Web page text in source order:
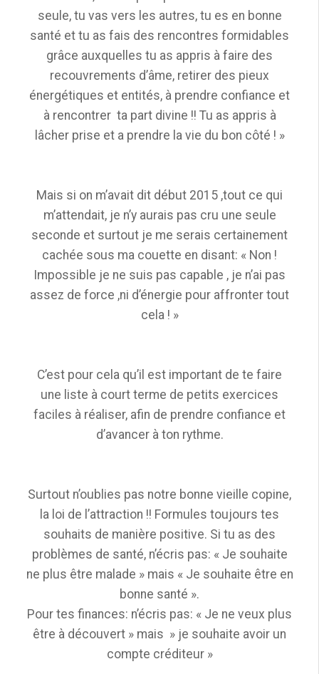
seule, tu vas vers les autres, tu es en bonne
santé et tu as fais des rencontres formidables
grâce auxquelles tu as appris à faire des
recouvrements d’âme, retirer des pieux
énergétiques et entités, à prendre confiance et
à rencontrer ta part divine !! Tu as appris à
lâcher prise et a prendre la vie du bon côté ! »
Mais si on m’avait dit début 2015 ,tout ce qui
m’attendait, je n’y aurais pas cru une seule
seconde et surtout je me serais certainement
cachée sous ma couette en disant: « Non !
Impossible je ne suis pas capable , je n’ai pas
assez de force ,ni d’énergie pour affronter tout
cela ! »
C’est pour cela qu’il est important de te faire
une liste à court terme de petits exercices
faciles à réaliser, afin de prendre confiance et
d’avancer à ton rythme.
Surtout n’oublies pas notre bonne vieille copine,
la loi de l’attraction !! Formules toujours tes
souhaits de manière positive. Si tu as des
problèmes de santé, n’écris pas: « Je souhaite
ne plus être malade » mais « Je souhaite être en
bonne santé ».
Pour tes finances: n’écris pas: « Je ne veux plus
être à découvert » mais » je souhaite avoir un
compte créditeur »